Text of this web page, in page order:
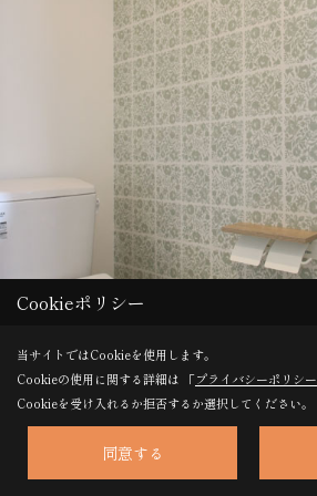
Cookieポリシー
当サイトではCookieを使用します。
Cookieの使用に関する詳細は 「プライバシーポリシー
Cookieを受け入れるか拒否するか選択してください。
同意する